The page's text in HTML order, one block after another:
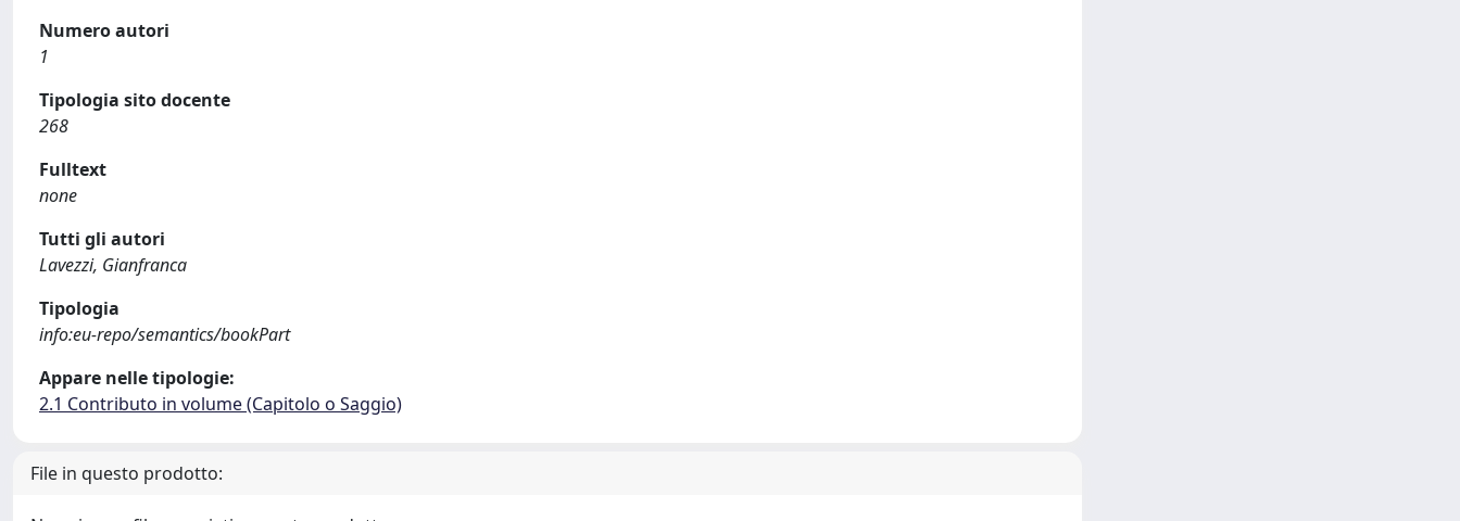
Numero autori
1
Tipologia sito docente
268
Fulltext
none
Tutti gli autori
Lavezzi, Gianfranca
Tipologia
info:eu-repo/semantics/bookPart
Appare nelle tipologie:
2.1 Contributo in volume (Capitolo o Saggio)
File in questo prodotto: